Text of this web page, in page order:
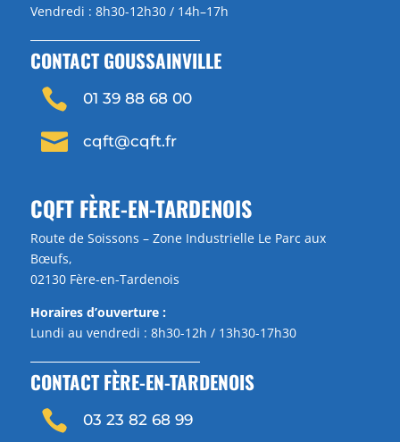
Vendredi : 8h30-12h30 / 14h–17h
CONTACT GOUSSAINVILLE
 01 39 88 68 00
 cqft@cqft.fr
CQFT FÈRE-EN-TARDENOIS
Route de Soissons – Zone Industrielle Le Parc aux
Bœufs,
02130 Fère-en-Tardenois
Horaires d’ouverture :
Lundi au vendredi : 8h30-12h / 13h30-17h30
CONTACT FÈRE-EN-TARDENOIS
 03 23 82 68 99